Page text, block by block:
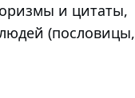
и цитаты,
(пословицы,